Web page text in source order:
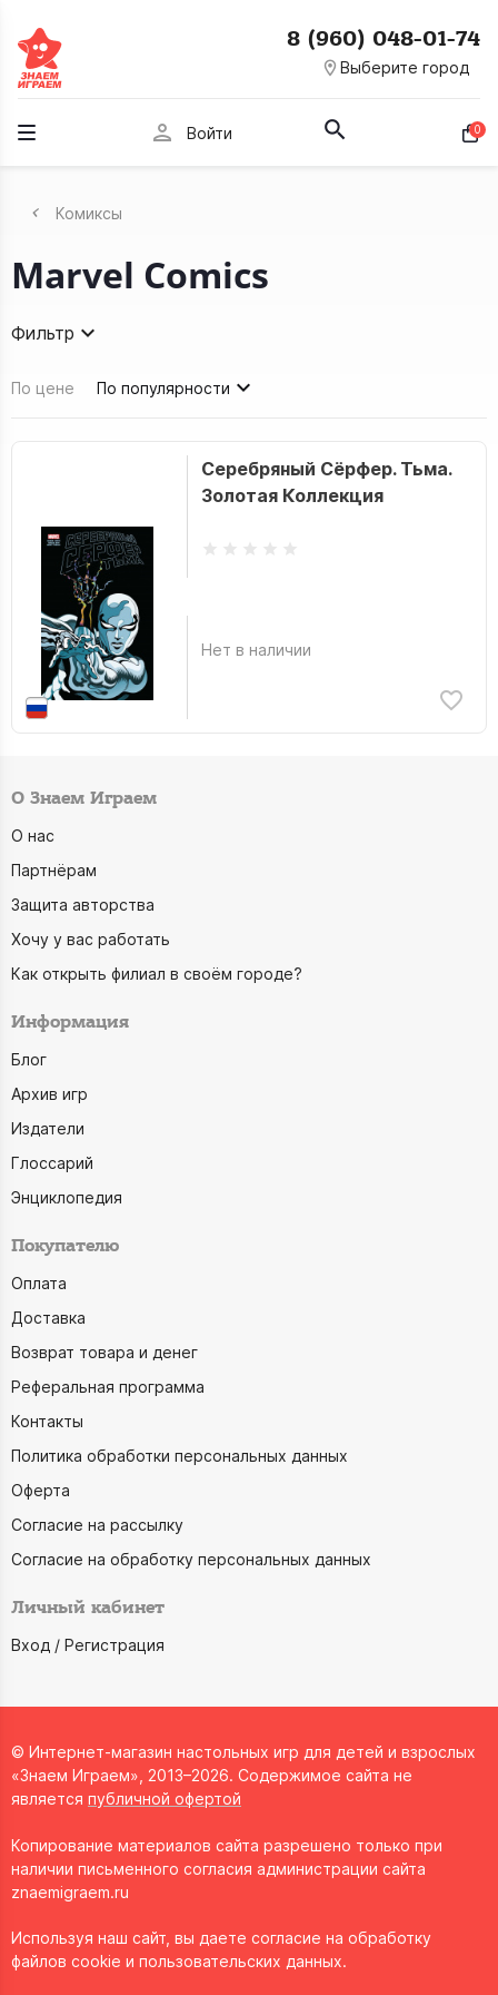
room Выберите город
8 (960) 048-01-74
person Войти 0
Комиксы
Marvel Comics
Фильтр
По цене По популярности
Серебряный Сёрфер. Тьма.
Золотая Коллекция
Нет в наличии
О Знаем Играем
О нас
Партнёрам
Защита авторства
Хочу у вас работать
Как открыть филиал в своём городе?
Информация
Блог
Архив игр
Издатели
Глоссарий
Энциклопедия
Покупателю
Оплата
Доставка
Возврат товара и денег
Реферальная программа
Контакты
Политика обработки персональных данных
Оферта
Согласие на рассылку
Согласие на обработку персональных данных
Личный кабинет
Вход / Регистрация
© Интернет-магазин настольных игр для детей и взрослых
«Знаем Играем», 2013–2026. Содержимое сайта не
является публичной офертой
Копирование материалов сайта разрешено только при
наличии письменного согласия администрации сайта
znaemigraem.ru
Используя наш сайт, вы даете согласие на обработку
файлов cookie и пользовательских данных.